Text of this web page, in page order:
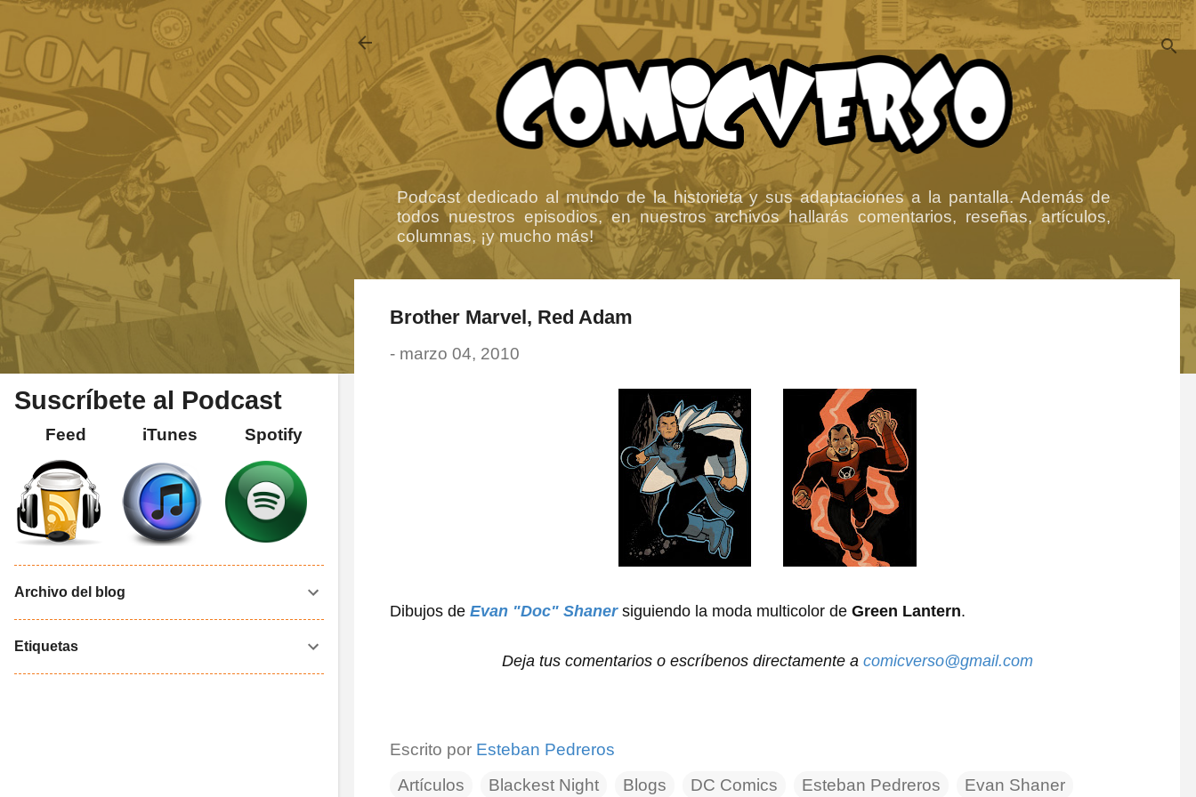
Ir al contenido principal
Podcast dedicado al mundo de la historieta y sus adaptaciones a la pantalla. Además de
todos nuestros episodios, en nuestros archivos hallarás comentarios, reseñas, artículos,
columnas, ¡y mucho más!
Brother Marvel, Red Adam
- marzo 04, 2010
Dibujos de Evan "Doc" Shanersiguiendo la moda multicolor de Green Lantern.
Deja tus comentarios o escríbenos directamente a comicverso@gmail.com
Escrito por Esteban Pedreros
Artículos
Blackest Night Blogs DC Comics Esteban Pedreros
Evan Shaner
Suscríbete al Podcast
Feed iTunes Spotify
Archivo del blog
Etiquetas